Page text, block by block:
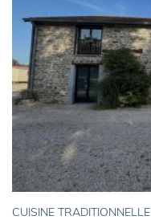
CUISINE TRADITIONNELLE